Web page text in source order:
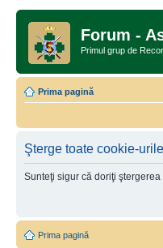
Forum -
Primul grup de
Prima pagină
Şterge toate cookie-
Sunteţi sigur că doriţi
Prima pagină